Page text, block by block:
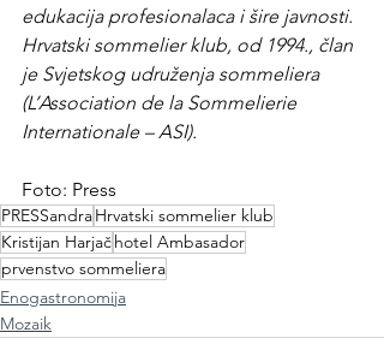
edukacija profesionalaca i šire javnosti.
Hrvatski sommelier klub, od 1994., član
je Svjetskog udruženja sommeliera
(L’Association de la Sommelierie
Internationale – ASI).
Foto: Press
PRESSandraHrvatski sommelier klub
Kristijan Harjačhotel Ambasador
prvenstvo sommeliera
Enogastronomija
Mozaik